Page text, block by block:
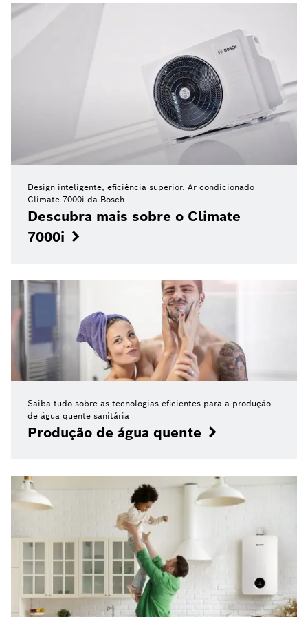
Design inteligente, eficiência superior. Ar condicionado
Climate 7000i da Bosch
Descubra mais sobre o Climate
7000i
Saiba tudo sobre as tecnologias eficientes para a produção
de água quente sanitária
Produção de água quente